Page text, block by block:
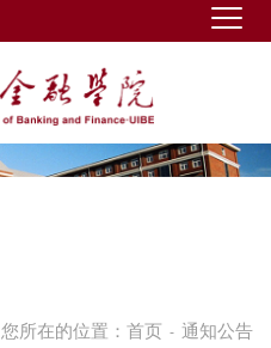
您所在的位置： 首页 - 通知公告